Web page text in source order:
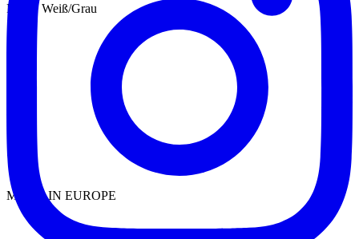
Farbe: Weiß/Grau
MADE IN EUROPE